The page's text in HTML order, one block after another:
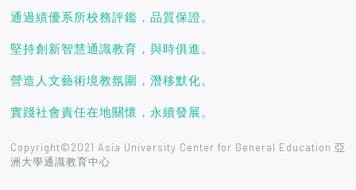
通過績優系所校務評鑑，品質保證。
堅持創新智慧通識教育，與時俱進。
營造人文藝術境教氛圍，潛移默化。
實踐社會責任在地關懷，永續發展。
Copyright©2021 Asia University Center for General Education 亞
洲大學通識教育中心